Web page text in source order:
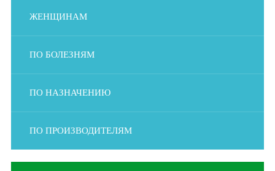
ЖЕНЩИНАМ
ПО БОЛЕЗНЯМ
ПО НАЗНАЧЕНИЮ
ПО ПРОИЗВОДИТЕЛЯМ